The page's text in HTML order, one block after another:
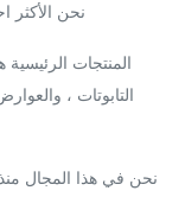
نحن الأكثر
المنتجات الرئيسية
التابوتات ،
نحن في هذا المجال منذ 8 سنوات، نحن المورد الموثوق به يمكنك اختيار.